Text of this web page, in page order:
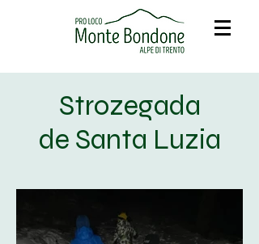
Strozegada
de Santa Luzia